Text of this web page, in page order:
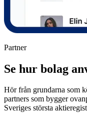
Partner
Se hur bolag
Hör från grundarna som
partners som bygger
Sveriges största